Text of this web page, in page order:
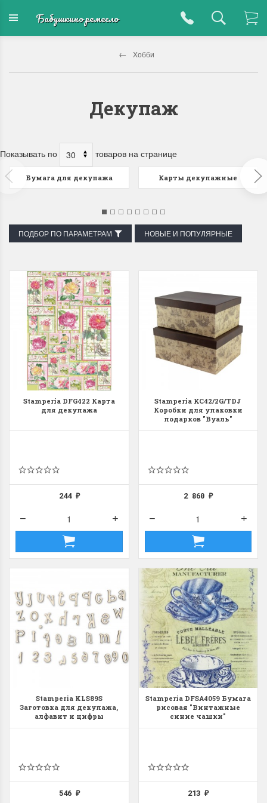
Бабушкино ремесло
Хобби
Декупаж
Показывать по товаров на странице
Бумага для декупажа Карты декупажные
ПОДБОР ПО ПАРАМЕТРАМ НОВЫЕ И ПОПУЛЯРНЫЕ
Stamperia DFG422 Карта
для декупажа
244 ₽
Stamperia KC42/2G/TDJ
Коробки для упаковки
подарков "Вуаль"
2 860₽
Stamperia KLS89S
Заготовка для декупажа,
алфавит и цифры
546 ₽
Stamperia DFSA4059 Бумага
рисовая "Винтажные
синие чашки"
213₽